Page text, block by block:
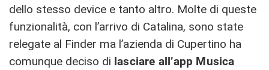
dello stesso device e tanto altro. Molte di queste
funzionalità, con l’arrivo di Catalina, sono state
relegate al Finder ma l’azienda di Cupertino ha
comunque deciso di lasciare all’app Musica